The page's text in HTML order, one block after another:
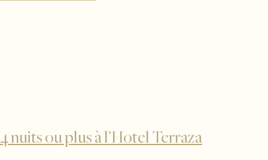
4 nuits ou plus à l’Hotel Terraza